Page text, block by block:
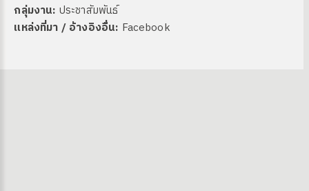
กลุ่มงาน: ประชาสัมพันธ์
แหล่งที่มา / อ้างอิงอื่น: Facebook